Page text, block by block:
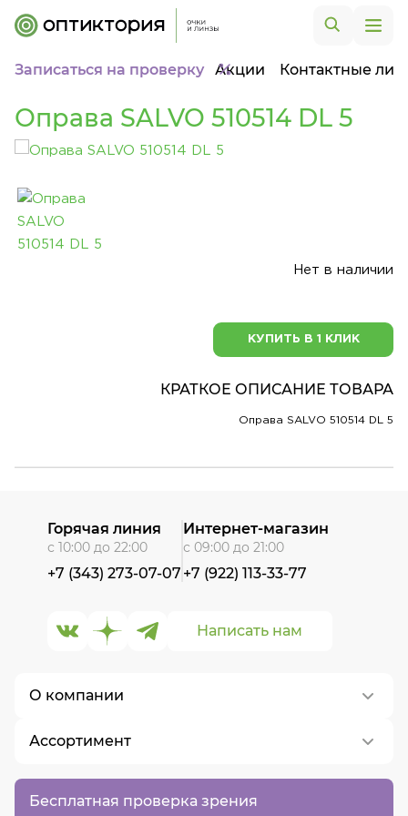
Записаться на проверку Акции Контактные
Оправа SALVO 510514 DL 5
Нет в наличии
КУПИТЬ В 1 КЛИК
КРАТКОЕ ОПИСАНИЕ ТОВАРА
Оправа SALVO 510514 DL 5
Бесплатная проверка зрения
О компании
О нас
Контакты
Вакансии
Ассортимент
Написать нам
Горячая линия
с 10:00 до 22:00
+7 (343) 273-07-07
Интернет-магазин
с 09:00 до 21:00
+7 (922) 113-33-77